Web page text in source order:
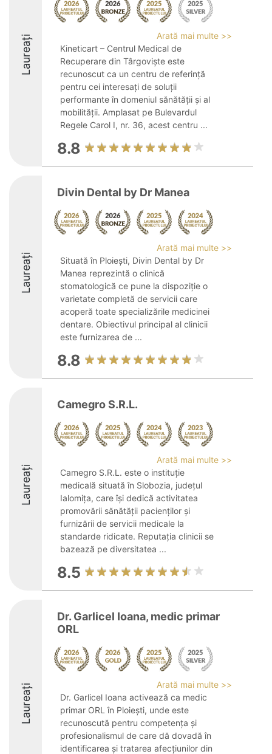
Laureați
Arată mai multe >>
Kineticart – Centrul Medical de
Recuperare din Târgoviște este
recunoscut ca un centru de referință
pentru cei interesați de soluții
performante în domeniul sănătății și al
mobilității. Amplasat pe Bulevardul
Regele Carol I, nr. 36, acest centru ...
8.8
Laureați
Divin Dental by Dr Manea
Arată mai multe >>
Situată în Ploiești, Divin Dental by Dr
Manea reprezintă o clinică
stomatologică ce pune la dispoziție o
varietate completă de servicii care
acoperă toate specializările medicinei
dentare. Obiectivul principal al clinicii
este furnizarea de ...
8.8
Laureați
Camegro S.R.L.
Arată mai multe >>
Camegro S.R.L. este o instituție
medicală situată în Slobozia, județul
Ialomița, care își dedică activitatea
promovării sănătății pacienților și
furnizării de servicii medicale la
standarde ridicate. Reputația clinicii se
bazează pe diversitatea ...
8.5
Laureați
Dr. Garlicel Ioana, medic primar
ORL
Arată mai multe >>
Dr. Garlicel Ioana activează ca medic
primar ORL în Ploiești, unde este
recunoscută pentru competența și
profesionalismul de care dă dovadă în
identificarea și tratarea afecțiunilor din